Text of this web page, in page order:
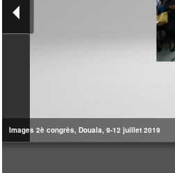
Images 2è congrès, Douala, 9-12 juillet 2019